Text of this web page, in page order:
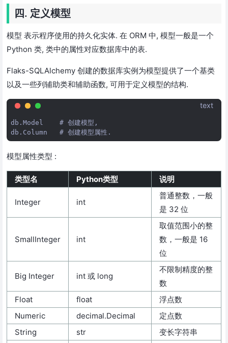
四. 定义模型
模型 表示程序使用的持久化实体. 在 ORM 中, 模型一般是一个
Python 类, 类中的属性对应数据库中的表.
Flaks-SQLAlchemy 创建的数据库实例为模型提供了一个基类
以及一些列辅助类和辅助函数, 可用于定义模型的结构.
text
db.Model    # 创建模型,
模型属性类型 :
类型名 Python类型 说明
Integer int
普通整数，一般
是 32 位
SmallInteger int
取值范围小的整
数，一般是 16
位
Big Integer int 或 long
不限制精度的整
数
Float
float
浮点数
Numeric
decimal.Decimal
定点数
String
str 变长字符串